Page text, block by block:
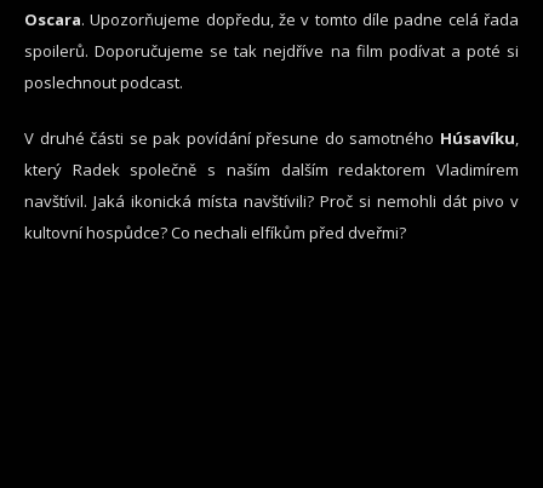
Oscara. Upozorňujeme dopředu, že v tomto díle padne celá řada
spoilerů. Doporučujeme se tak nejdříve na film podívat a poté si
poslechnout podcast.
V druhé části se pak povídání přesune do samotného Húsavíku,
který Radek společně s naším dalším redaktorem Vladimírem
navštívil. Jaká ikonická místa navštívili? Proč si nemohli dát pivo v
kultovní hospůdce? Co nechali elfíkům před dveřmi?